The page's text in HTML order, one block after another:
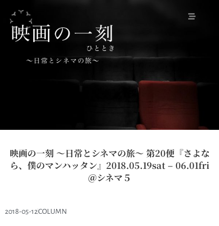
映画の一刻 ～日常とシネマの旅～ 第20便『さよな
ら、僕のマンハッタン』2018.05.19sat – 06.01fri
＠シネマ５
2018-05-12COLUMN